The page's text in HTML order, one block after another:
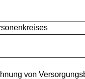
von